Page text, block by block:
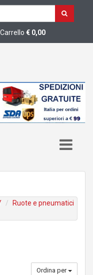
€ 0,00
Ruote e pneumatici
Ordina per